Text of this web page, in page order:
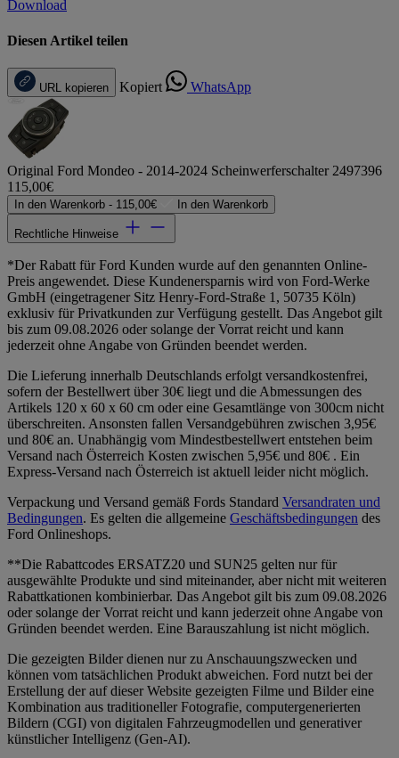
Download
Diesen Artikel teilen
URL kopieren Kopiert WhatsApp
Original Ford Mondeo - 2014-2024 Scheinwerferschalter 2497396
115,00€
In den Warenkorb - 115,00€ In den Warenkorb
Rechtliche Hinweise
*Der Rabatt für Ford Kunden wurde auf den genannten Online-
Preis angewendet. Diese Kundenersparnis wird von Ford-Werke
GmbH (eingetragener Sitz Henry-Ford-Straße 1, 50735 Köln)
exklusiv für Privatkunden zur Verfügung gestellt. Das Angebot gilt
bis zum 09.08.2026 oder solange der Vorrat reicht und kann
jederzeit ohne Angabe von Gründen beendet werden.
Die Lieferung innerhalb Deutschlands erfolgt versandkostenfrei,
sofern der Bestellwert über 30€ liegt und die Abmessungen des
Artikels 120 x 60 x 60 cm oder eine Gesamtlänge von 300cm nicht
überschreiten. Ansonsten fallen Versandgebühren zwischen 3,95€
und 80€ an. Unabhängig vom Mindestbestellwert entstehen beim
Versand nach Österreich Kosten zwischen 5,95€ und 80€ . Ein
Express-Versand nach Österreich ist aktuell leider nicht möglich.
Verpackung und Versand gemäß Fords Standard Versandraten und
Bedingungen. Es gelten die allgemeine Geschäftsbedingungen des
Ford Onlineshops.
**Die Rabattcodes ERSATZ20 und SUN25 gelten nur für
ausgewählte Produkte und sind miteinander, aber nicht mit weiteren
Rabattkationen kombinierbar. Das Angebot gilt bis zum 09.08.2026
oder solange der Vorrat reicht und kann jederzeit ohne Angabe von
Gründen beendet werden. Eine Barauszahlung ist nicht möglich.
Die gezeigten Bilder dienen nur zu Anschauungszwecken und
können vom tatsächlichen Produkt abweichen. Ford nutzt bei der
Erstellung der auf dieser Website gezeigten Filme und Bilder eine
Kombination aus traditioneller Fotografie, computergenerierten
Bildern (CGI) von digitalen Fahrzeugmodellen und generativer
künstlicher Intelligenz (Gen-AI).